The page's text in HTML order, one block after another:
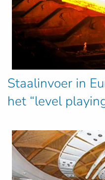
Staalinvoer in
het “level